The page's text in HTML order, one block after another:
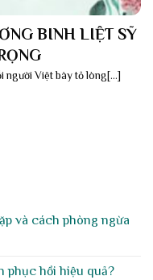
BINH LIỆT SỸ
người Việt bày tỏ lòng[...]
và cách phòng ngừa
phục hồi hiệu quả?